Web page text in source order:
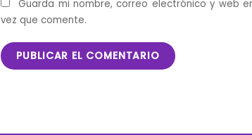
Guarda mi nombre, correo electrónico y web
vez que comente.